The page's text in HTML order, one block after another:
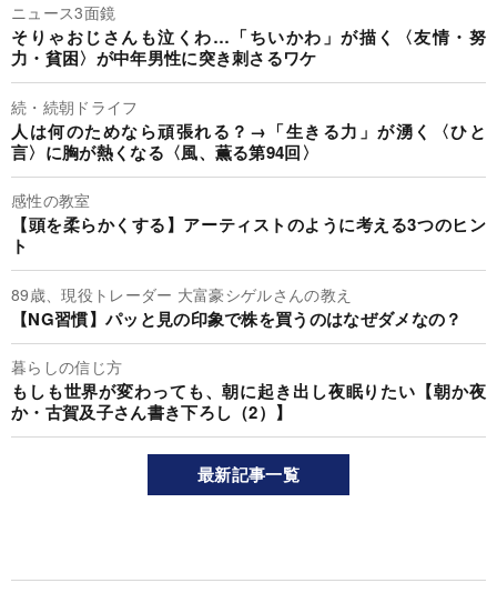
ニュース3面鏡
そりゃおじさんも泣くわ…「ちいかわ」が描く〈友情・努
力・貧困〉が中年男性に突き刺さるワケ
続・続朝ドライフ
人は何のためなら頑張れる？→「生きる力」が湧く〈ひと
言〉に胸が熱くなる〈風、薫る第94回〉
感性の教室
【頭を柔らかくする】アーティストのように考える3つのヒン
ト
89歳、現役トレーダー 大富豪シゲルさんの教え
【NG習慣】パッと見の印象で株を買うのはなぜダメなの？
暮らしの信じ方
もしも世界が変わっても、朝に起き出し夜眠りたい【朝か夜
か・古賀及子さん書き下ろし（2）】
最新記事一覧